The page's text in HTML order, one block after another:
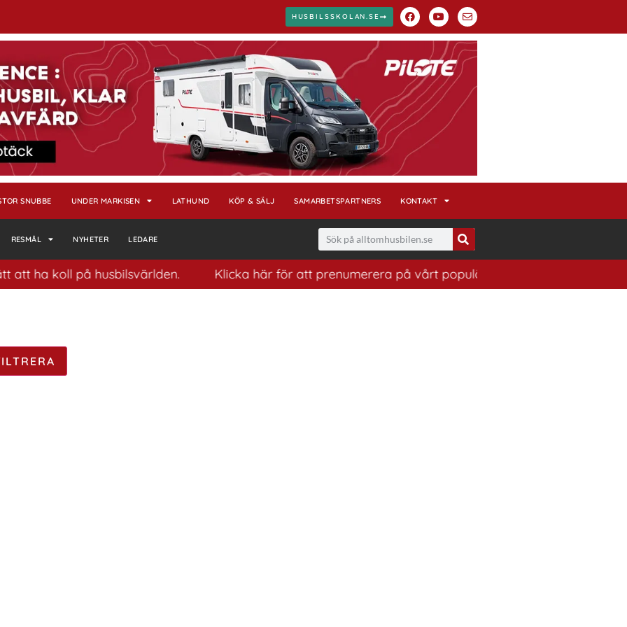
HUSBILSSKOLAN.SE
SNUBBE UNDER MARKISEN LATHUND KÖP & SÄLJ SAMARBETSPARTNERS KONTAKT
RESMÅL NYHETER LEDARE
ha koll på husbilsvärlden. Klicka här för att prenumerera på vårt populära nyhetsbrev. Ett bra sätt